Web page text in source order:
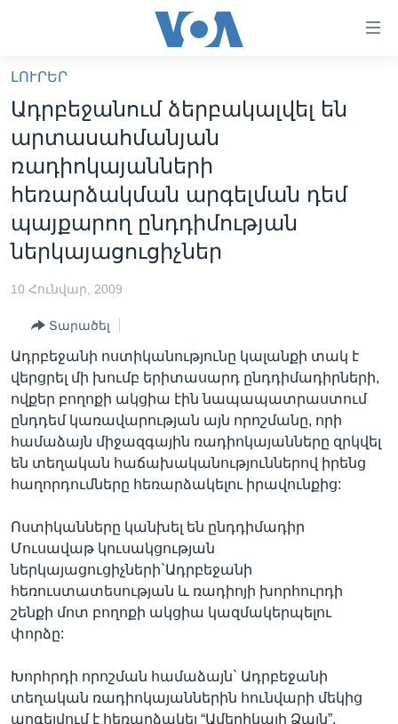
հիմնական
բովանդակությանը
անցնել
հիմնական
բովանդակությանը
հիմնական
բովանդակություն
ԼՈՒՐԵՐ
ՍՓՅՈՒՌՔ
ՏԵՍԱՆՅՈՒԹԵՐ
ՖԻԼՄԵՐ
ՖԻԼՄԵՐ
IN ENGLISH
ՄԵՐ ՄԱՍԻՆ
ՄԵՐ ՄԱՍԻՆ
«ԱՄԵՐԻԿԱՅԻ ՁԱՅՆ»-Ի ԿԱՆՈՆԱԴՐՈՒԹՅՈՒՆ
ԿԱՊ ՄԵԶ ՀԵՏ
ՈՒԿՐԱԻՆԱԿԱՆ ՊԱՏԵՐԱԶՄ
Learning English
ՀԵՏԵՒԵՔ ՄԵԶ
Լեզուներ
ԼՈՒՐԵՐ
Ադրբեջանում ձերբակալվել են
արտասահմանյան
ռադիոկայանների
հեռարձակման արգելման դեմ
պայքարող ընդդիմության
ներկայացուցիչներ
10 Հունվար, 2009
Տարածել
Ադրբեջանի ոստիկանությունը կալանքի տակ է
վերցրել մի խումբ երիտասարդ ընդդիմադիրների,
ովքեր բողոքի ակցիա էին նապապատրաստում
ընդդեմ կառավարության այն որոշմանը, որի
համաձայն միջազգային ռադիոկայանները զրկվել
են տեղական հաճախականություններով իրենց
հաղորդումները հեռարձակելու իրավունքից:
Ոստիկանները կանխել են ընդդիմադիր
Մուսավաթ կուսակցության
ներկայացուցիչների`Ադրբեջանի
հեռուստատեսության և ռադիոյի խորհուրդի
շենքի մոտ բողոքի ակցիա կազմակերպելու
փորձը:
Խորհրդի որոշման համաձայն` Ադրբեջանի
տեղական ռադիոկայաններին հունվարի մեկից
արգելվում է հեռարձակել “Ամերիկայի Ձայն”,